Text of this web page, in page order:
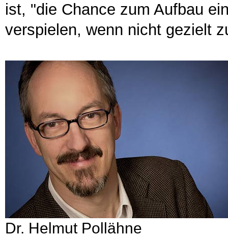
ist, "die Chance zum Aufbau
verspielen, wenn nicht gezielt
Dr. Helmut Pollähne